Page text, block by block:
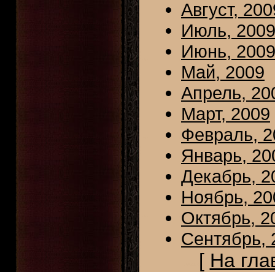
Август,
Июль, 2009
Июнь, 2009
Май, 2009
Апрель,
Март, 2009
Февраль,
Январь,
Декабрь,
Ноябрь,
Октябрь,
Сентябрь,
[ На